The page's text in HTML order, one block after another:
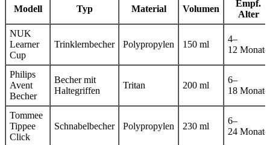
Modell Typ Material Volumen
Empf.
Alter
NUK
Learner
Cup
Trinklernbecher Polypropylen 150 ml
4–
12 Monate
Philips
Avent
Becher
Becher mit
Haltegriffen
Tritan 200 ml
6–
18 Monate
Tommee
Tippee
Click
Schnabelbecher Polypropylen 230 ml
6–
24 Monate